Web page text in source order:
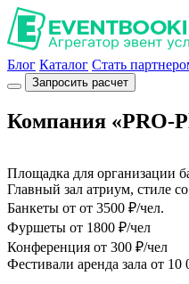
Блог Каталог Стать
Запросить расчет
Компания «PRO-
Площадка для организации
Главный зал атриум, стиле
Банкеты от от 3500 ₽/чел.
Фуршеты от 1800 ₽/чел
Конференция от 300 ₽/чел
Фестивали аренда зала от 10